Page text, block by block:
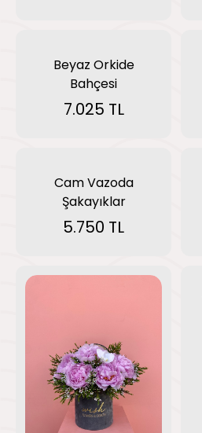
Beyaz Orkide
Bahçesi
7.025 TL
Cam Vazoda
Şakayıklar
5.750 TL